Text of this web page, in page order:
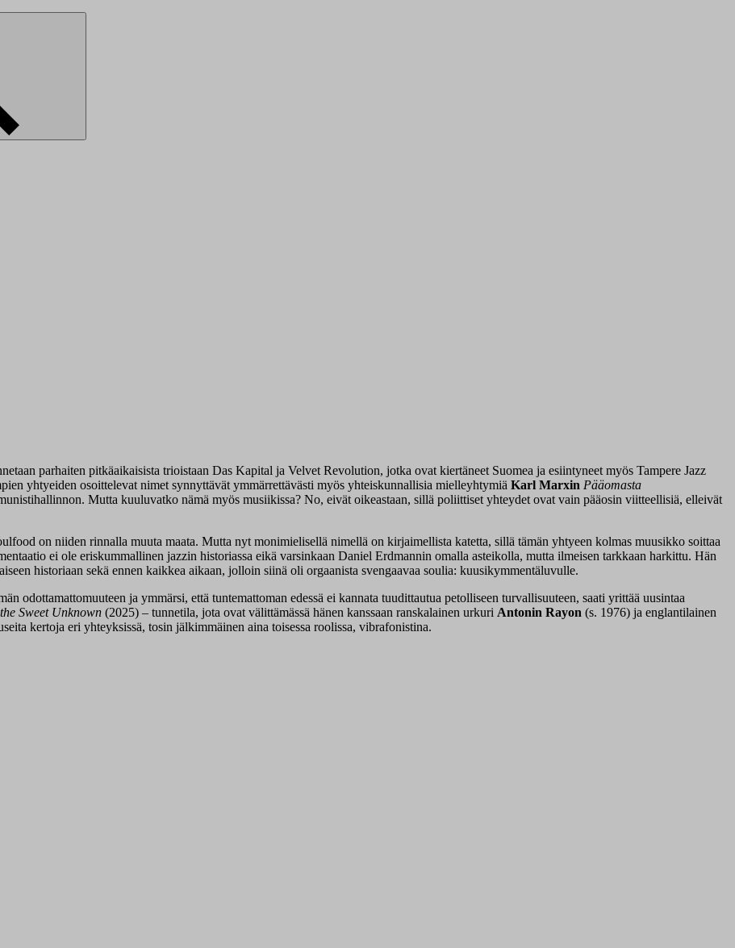
parhaiten pitkäaikaisista trioistaan Das Kapital ja Velvet Revolution, jotka ovat kiertäneet Suomea ja esiintyneet myös Tampere Jazz
yhtyeiden osoittelevat nimet synnyttävät ymmärrettävästi myös yhteiskunnallisia mielleyhtymiä Karl Marxin Pääomasta
Mutta kuuluvatko nämä myös musiikissa? No, eivät oikeastaan, sillä poliittiset yhteydet ovat vain pääosin viitteellisiä, elleivät
on niiden rinnalla muuta maata. Mutta nyt monimielisellä nimellä on kirjaimellista katetta, sillä tämän yhtyeen kolmas muusikko soittaa
ei ole eriskummallinen jazzin historiassa eikä varsinkaan Daniel Erdmannin omalla asteikolla, mutta ilmeisen tarkkaan harkittu. Hän
historiaan sekä ennen kaikkea aikaan, jolloin siinä oli orgaanista svengaavaa soulia: kuusikymmentäluvulle.
odottamattomuuteen ja ymmärsi, että tuntemattoman edessä ei kannata tuudittautua petolliseen turvallisuuteen, saati yrittää uusintaa
Sweet Unknown (2025) – tunnetila, jota ovat välittämässä hänen kanssaan ranskalainen urkuri Antonin Rayon (s. 1976) ja englantilainen
kertoja eri yhteyksissä, tosin jälkimmäinen aina toisessa roolissa, vibrafonistina.